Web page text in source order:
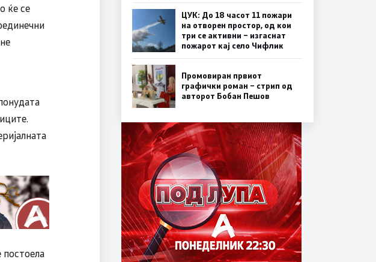
ќе се
ЦУК: До 18 часот 11 пожари
на отворен простор, од кои
три се активни – изгаснат
пожарот кај село Чифлик
Промовиран првиот
графички роман – стрип од
авторот Бобан Пешов